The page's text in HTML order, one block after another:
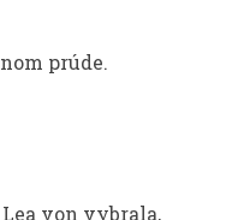
prúde.
von vybrala,